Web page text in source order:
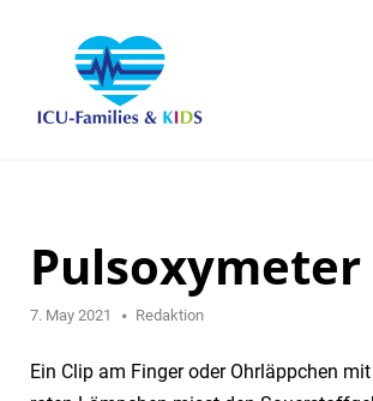
Pulsoxymeter
7. May 2021 Redaktion
Ein Clip am Finger oder Ohrläppchen